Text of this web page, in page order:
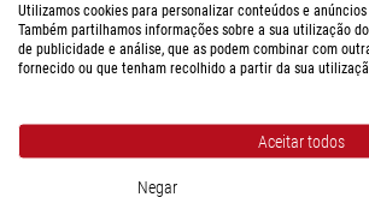
CONEXÃO (LADO DO TELESCÓPIO)
2"(1)
PREÇO
170 - 230 $(1)
Utilizamos cookies para personalizar conteúdos e
Também partilhamos informações sobre a sua utilização
de publicidade e análise, que as podem combinar com
fornecido ou que tenham recolhido a partir da sua
Aceitar todos
Negar